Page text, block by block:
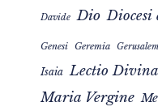
Davide Dio
Genesi Geremia
Isaia Lectio Divina
Maria Vergine